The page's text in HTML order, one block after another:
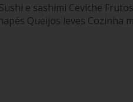
e sashimi Ceviche
Queijos leves Cozinha